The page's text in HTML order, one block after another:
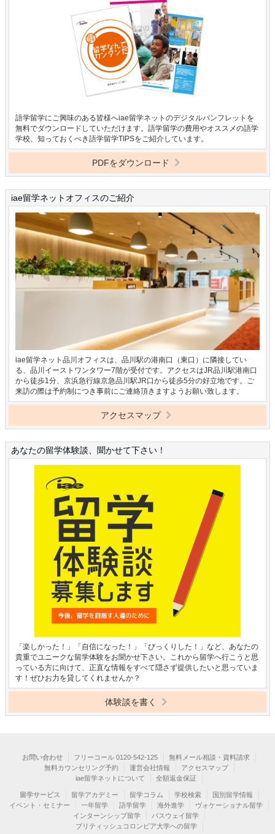
語学留学にご興味のある皆様へiae留学ネットのデジタルパンフレットを
無料でダウンロードしていただけます。語学留学の費用やオススメの語学
学校、知っておくべき語学留学TIPSをご紹介しています。
PDFをダウンロード
iae留学ネットオフィスのご紹介
iae留学ネット品川オフィスは、品川駅の港南口（東口）に隣接してい
る、品川イーストワンタワー7階が受付です。アクセスはJR品川駅港南口
から徒歩1分、京浜急行線京急品川駅JR口から徒歩5分の好立地です。ご
来訪の際は予約制につき事前にご連絡頂きますようお願い致します。
アクセスマップ
あなたの留学体験談、聞かせて下さい！
「楽しかった！」「自信になった！」「びっくりした！」など、あなたの
貴重でユニークな留学体験をお聞かせ下さい。これから留学へ行こうと思
っている方に向けて、正直な情報をすべて隠さず提供したいと思っていま
す！ぜひお力を貸してくれませんか？
体験談を書く
お問い合わせ フリーコール 0120-542-125
無料メール相談・資料請求
無料カウンセリング予約
運営会社情報
アクセスマップ
iae留学ネットについて
全額返金保証
留学サービス 留学アカデミー 留学コラム 学校検索
国別留学情報
イベント・セミナー
一年留学 語学留学 海外進学
ヴォケーショナル留学
インターンシップ留学
パスウェイ留学
ブリティッシュコロンビア大学への留学